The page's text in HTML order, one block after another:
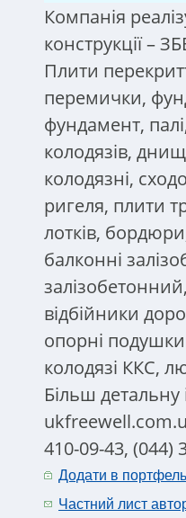
Компанія
конструкції –
Плити
перемички,
фундамент,
колодязів,
колодязні,
ригеля, плити
лотків,
балконні
відбійники
опорні
колодязі ККС,
Більш
410-09-43, (044)
Додати в портфель
Частний лист